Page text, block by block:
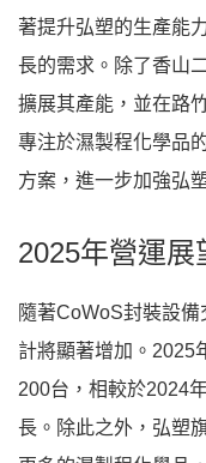
著提升弘塑的生產能
長的需求。除了香山
擴展其產能，並在路
專注於濕製程化學品
方案，進一步加強弘
2025年營運展
隨著CoWoS封裝設
計將顯著增加。2025
200台，相較於2024
長。除此之外，弘塑